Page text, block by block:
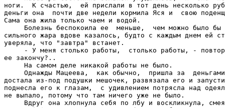
ноги.  К счастью,  ей прислали в тот день несколько
деньги она  почти две недели кормила Яся и  свою
Сама она жила только чаем и водой.
Болезнь беспокоила ее  меньше,  чем можно было бы
сильного жара вдове казалось, будто с каждым днем ей
уверяла, что "завтра" встанет.
- У меня столько работы,  столько работы, -
ее закончу?..
     На самом деле никакой работы не было.
Однажды Мацеева,  как обычно,  пришла за
достала из-под подушки мешочек, развязала его и
поднесла его к глазам,  с удивлением потрясла над
не выпало, потому что там ничего уже не было.
Вдруг она хлопнула себя по лбу и воскликнула,